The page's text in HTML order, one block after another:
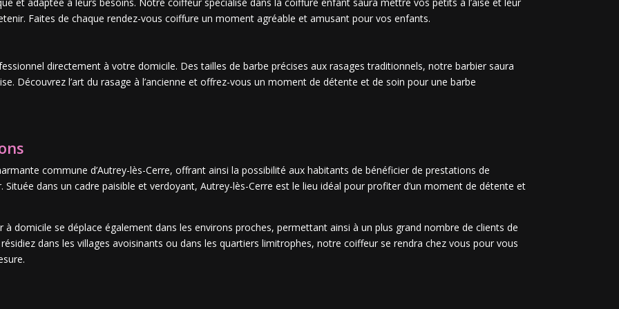
Faites de chaque rendez-vous coiffure un moment agréable et amusant pour vos enfants.
directement à votre domicile. Des tailles de barbe précises aux rasages traditionnels, notre barbier saura
Découvrez l’art du rasage à l’ancienne et offrez-vous un moment de détente et de soin pour une barbe
commune d’Autrey-lès-Cerre, offrant ainsi la possibilité aux habitants de bénéficier de prestations de
dans un cadre paisible et verdoyant, Autrey-lès-Cerre est le lieu idéal pour profiter d’un moment de détente et
domicile se déplace également dans les environs proches, permettant ainsi à un plus grand nombre de clients de
dans les villages avoisinants ou dans les quartiers limitrophes, notre coiffeur se rendra chez vous pour vous